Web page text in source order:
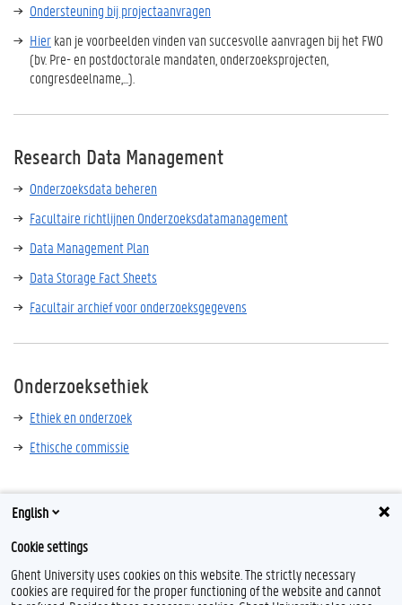
Ondersteuning bij projectaanvragen
Hierkan je voorbeelden vinden van succesvolle aanvragen bij het FWO
(bv. Pre- en postdoctorale mandaten, onderzoeksprojecten,
congresdeelname,...).
Research Data Management
Onderzoeksdata beheren
Facultaire richtlijnen Onderzoeksdatamanagement
Data Management Plan
Data Storage Fact Sheets
Facultair archief voor onderzoeksgegevens
Onderzoeksethiek
Ethiek en onderzoek
Ethische commissie
English
Cookie settings
Ghent University uses cookies on this website. The strictly necessary
cookies are required for the proper functioning of the website and cannot